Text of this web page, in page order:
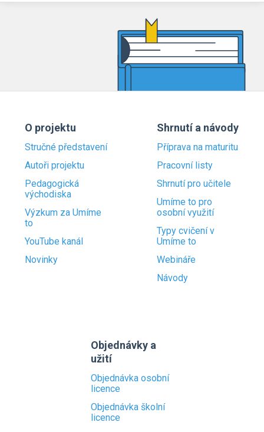
O projektu
Stručné představení
Autoři projektu
Pedagogická
východiska
Výzkum za Umíme
to
YouTube kanál
Novinky
Shrnutí a návody
Příprava na maturitu
Pracovní listy
Shrnutí pro učitele
Umíme to pro
osobní využití
Typy cvičení v
Umíme to
Webináře
Návody
Objednávky a
užití
Objednávka osobní
licence
Objednávka školní
licence